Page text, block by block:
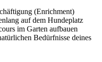
(Enrichment)
auf dem Hundeplatz
im Garten aufbauen
Bedürfnisse deines